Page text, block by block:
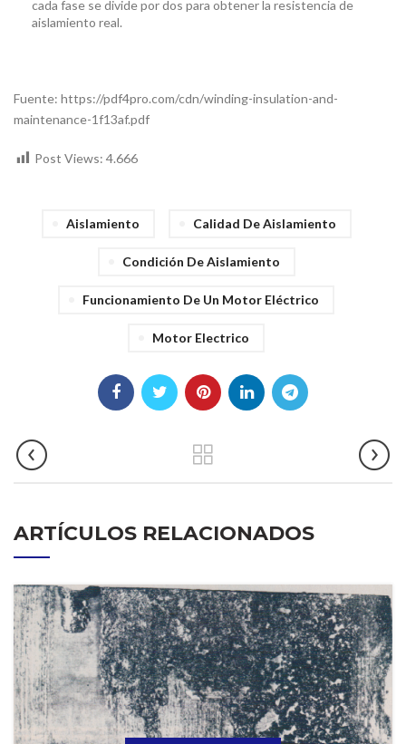
cada fase se divide por dos para obtener la resistencia de
aislamiento real.
Fuente: https://pdf4pro.com/cdn/winding-insulation-and-
maintenance-1f13af.pdf
Post Views: 4.666
Aislamiento Calidad De Aislamiento
Condición De Aislamiento
Funcionamiento De Un Motor Eléctrico
Motor Electrico
ARTÍCULOS RELACIONADOS